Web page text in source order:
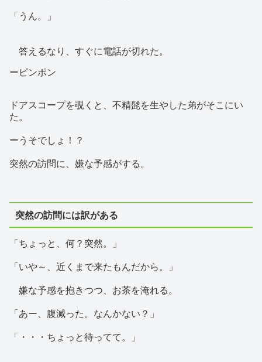
「うん。」
答えるなり、すぐに電話が切れた。
ーピンポン
ドアスコープを覗くと、不精髭を生やした弟がそこにい
た。
ーうそでしょ！？
突然の訪問に、嫌な予感がする。
突然の訪問には訳がある
「ちょっと、何？突然。」
「いや～、近くまで来たもんだから。」
嫌な予感を抱きつつ、お茶を淹れる。
「あー、腹減った。なんかない？」
「・・・ちょっと待ってて。」